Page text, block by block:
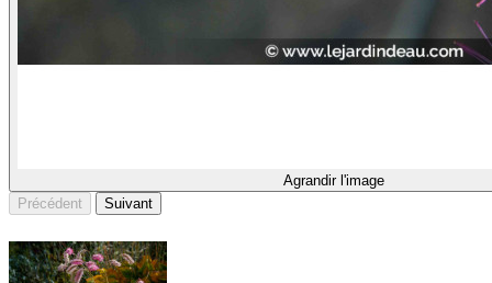
Agrandir l'image
Précédent
Suivant